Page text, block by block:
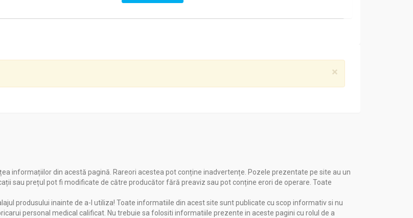
×
informațiilor din acestă pagină. Rareori acestea pot conține inadvertențe. Pozele prezentate pe site au un
sau prețul pot fi modificate de către producător fără preaviz sau pot conține erori de operare. Toate
produsului inainte de a-l utiliza! Toate informatiile din acest site sunt publicate cu scop informativ si nu
personal medical calificat. Nu trebuie sa folositi informatiile prezente in aceste pagini cu rolul de a